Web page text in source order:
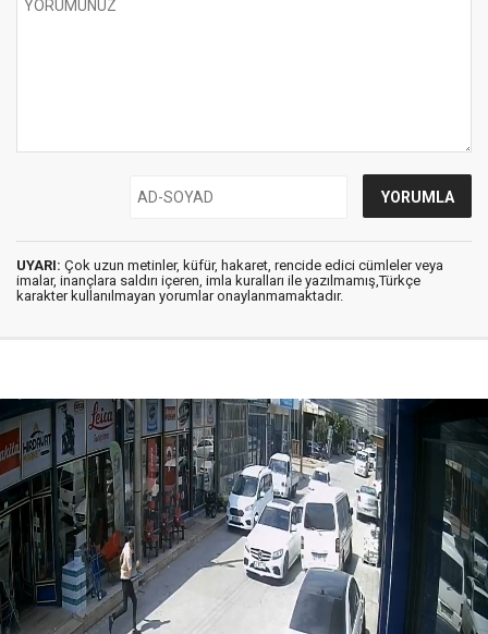
UYARI: Çok uzun metinler, küfür, hakaret, rencide edici cümleler veya
imalar, inançlara saldırı içeren, imla kuralları ile yazılmamış,Türkçe
karakter kullanılmayan yorumlar onaylanmamaktadır.